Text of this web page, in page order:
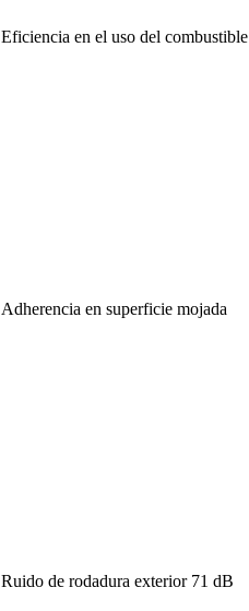
Eficiencia en el uso del combustible
Adherencia en superficie mojada
Ruido de rodadura exterior 71 dB